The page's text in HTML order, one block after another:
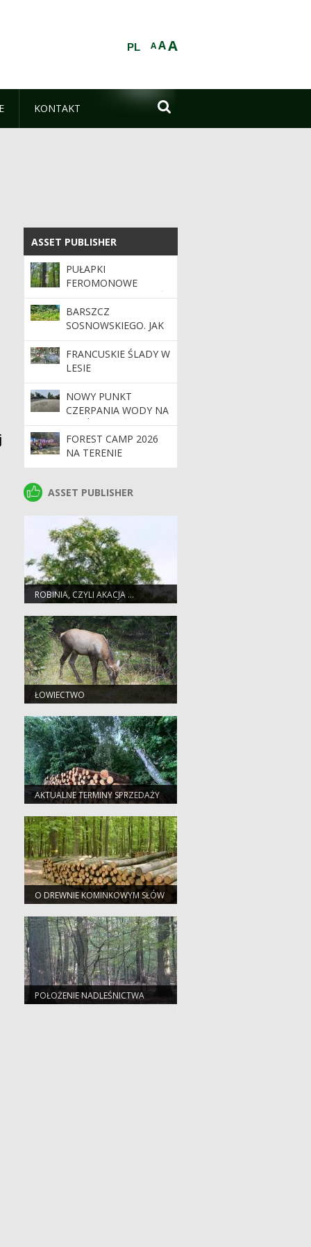
AAA
PL
KONTAKT 
ASSET PUBLISHER
ASSET PUBLISHER
PUŁAPKI
FEROMONOWE
POMAGAJĄ CHRONIĆ
NASZE LASY
BARSZCZ
SOSNOWSKIEGO. JAK
SIĘ PRZED NIM
CHRONIĆ?
FRANCUSKIE ŚLADY W
LESIE
NOWY PUNKT
CZERPANIA WODY NA
SZKÓŁCE LEŚNEJ W
MIĘCIERZYNIE
ZWIĘKSZY
BEZPIECZEŃSTWO
LASÓW
FOREST CAMP 2026
NA TERENIE
NADLEŚNICTWA
ASSET PUBLISHER
ASSET PUBLISHER
ROBINIA, CZYLI AKACJA …
ŁOWIECTWO
AKTUALNE TERMINY SPRZEDAŻY
DREWNA
O DREWNIE KOMINKOWYM SŁÓW
KILKA
POŁOŻENIE NADLEŚNICTWA